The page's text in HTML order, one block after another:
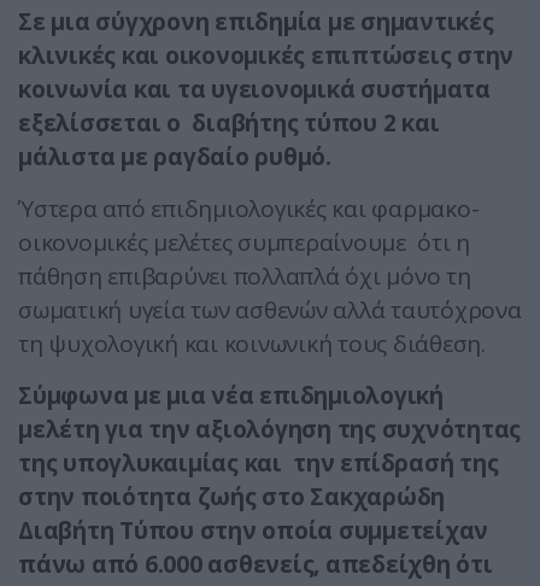
Σε μια σύγχρονη επιδημία με σημαντικές
κλινικές και οικονομικές επιπτώσεις στην
κοινωνία και τα υγειονομικά συστήματα
εξελίσσεται ο διαβήτης τύπου 2 και
μάλιστα με ραγδαίο ρυθμό.
Ύστερα από επιδημιολογικές και φαρμακο-
οικονομικές μελέτες συμπεραίνουμε ότι η
πάθηση επιβαρύνει πολλαπλά όχι μόνο τη
σωματική υγεία των ασθενών αλλά ταυτόχρονα
τη ψυχολογική και κοινωνική τους διάθεση.
Σύμφωνα με μια νέα επιδημιολογική
μελέτη για την αξιολόγηση της συχνότητας
της υπογλυκαιμίας και την επίδρασή της
στην ποιότητα ζωής στο Σακχαρώδη
Διαβήτη Τύπου στην οποία συμμετείχαν
πάνω από 6.000 ασθενείς, απεδείχθη ότι